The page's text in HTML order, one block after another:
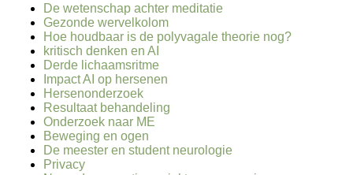
De wetenschap achter meditatie
Gezonde wervelkolom
Hoe houdbaar is de polyvagale theorie nog?
kritisch denken en AI
Derde lichaamsritme
Impact AI op hersenen
Hersenonderzoek
Resultaat behandeling
Onderzoek naar ME
Beweging en ogen
De meester en student neurologie
Privacy